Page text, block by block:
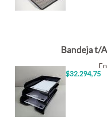
Bandeja t/
$32.294,75